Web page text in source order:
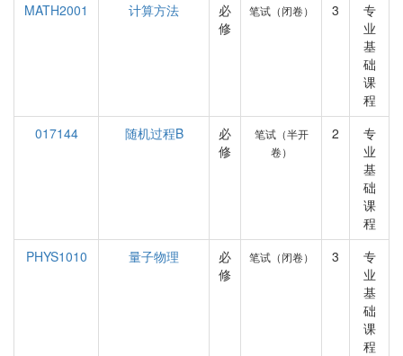
MATH2001
计算方法
必
修
笔试（闭卷） 3
专
业
基
础
课
程
017144
随机过程B
必
修
笔试（半开
卷）
2
专
业
基
础
课
程
PHYS1010
量子物理
必
修
笔试（闭卷） 3
专
业
基
础
课
程